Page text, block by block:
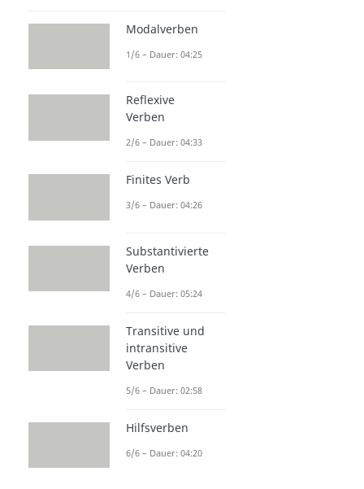
Modalverben
1/6 – Dauer: 04:25
Reflexive
Verben
2/6 – Dauer: 04:33
Finites Verb
3/6 – Dauer: 04:26
Substantivierte
Verben
4/6 – Dauer: 05:24
Transitive und
intransitive
Verben
5/6 – Dauer: 02:58
Hilfsverben
6/6 – Dauer: 04:20